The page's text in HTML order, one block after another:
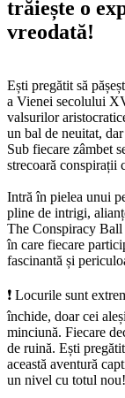
trăiește o
vreodată!
Ești pregătit să
a Vienei secolului
valsurilor
un bal de neuitat,
Sub fiecare zâmbet
strecoară conspirații
Intră în pielea unui
pline de intrigi,
The Conspiracy Ball
în care fiecare
fascinantă și
❗ Locurile sunt
închide, doar cei
minciună. Fiecare
de ruină. Ești
această aventură
un nivel cu totul nou!